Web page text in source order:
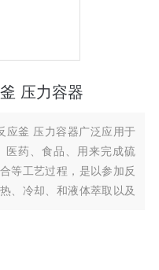
压力容器
应釜 压力容器广泛应用于
医药、食品、用来完成硫
等工艺过程，是以参加反
、冷却、和液体萃取以及
设备。